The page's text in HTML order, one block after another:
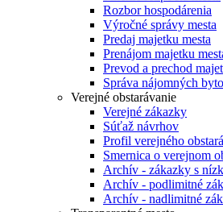
Rozbor hospodárenia
Výročné správy mesta
Predaj majetku mesta
Prenájom majetku
Prevod a prechod
Správa nájomných
Verejné obstarávanie
Verejné zákazky
Súťaž návrhov
Profil verejného
Smernica o verejnom
Archív - zákazky s
Archív - podlimitné
Archív - nadlimitné